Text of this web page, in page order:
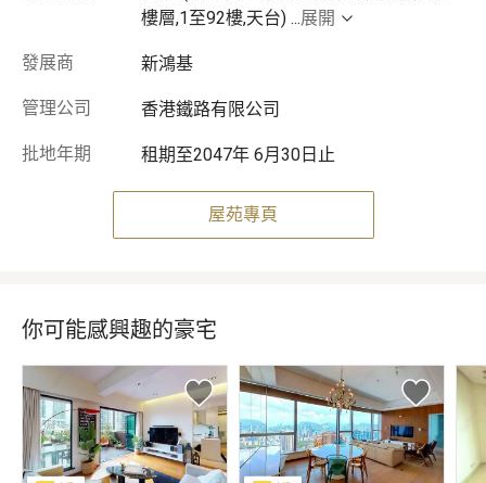
樓層,1至92樓,天台) ...展開
發展商 新鴻基
管理公司 香港鐵路有限公司
批地年期 租期至2047年 6月30日止
屋苑專頁
你可能感興趣的豪宅